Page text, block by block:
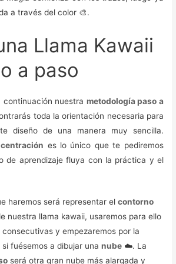
a través del color 🎨.
Llama Kawaii
a paso
continuación nuestra metodología paso a
toda la orientación necesaria para
diseño de una manera muy sencilla.
es lo único que te pediremos
de aprendizaje fluya con la práctica y el
haremos será representar elcontorno
nuestra llama kawaii, usaremos para ello
y empezaremos por la
si fuésemos a dibujar unanube ☁️. La
será otra gran nube más alargada y